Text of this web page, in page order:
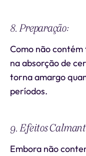
8. Preparação:
Como não
na absorção de
torna amargo
períodos.
9. Efeitos
Embora não